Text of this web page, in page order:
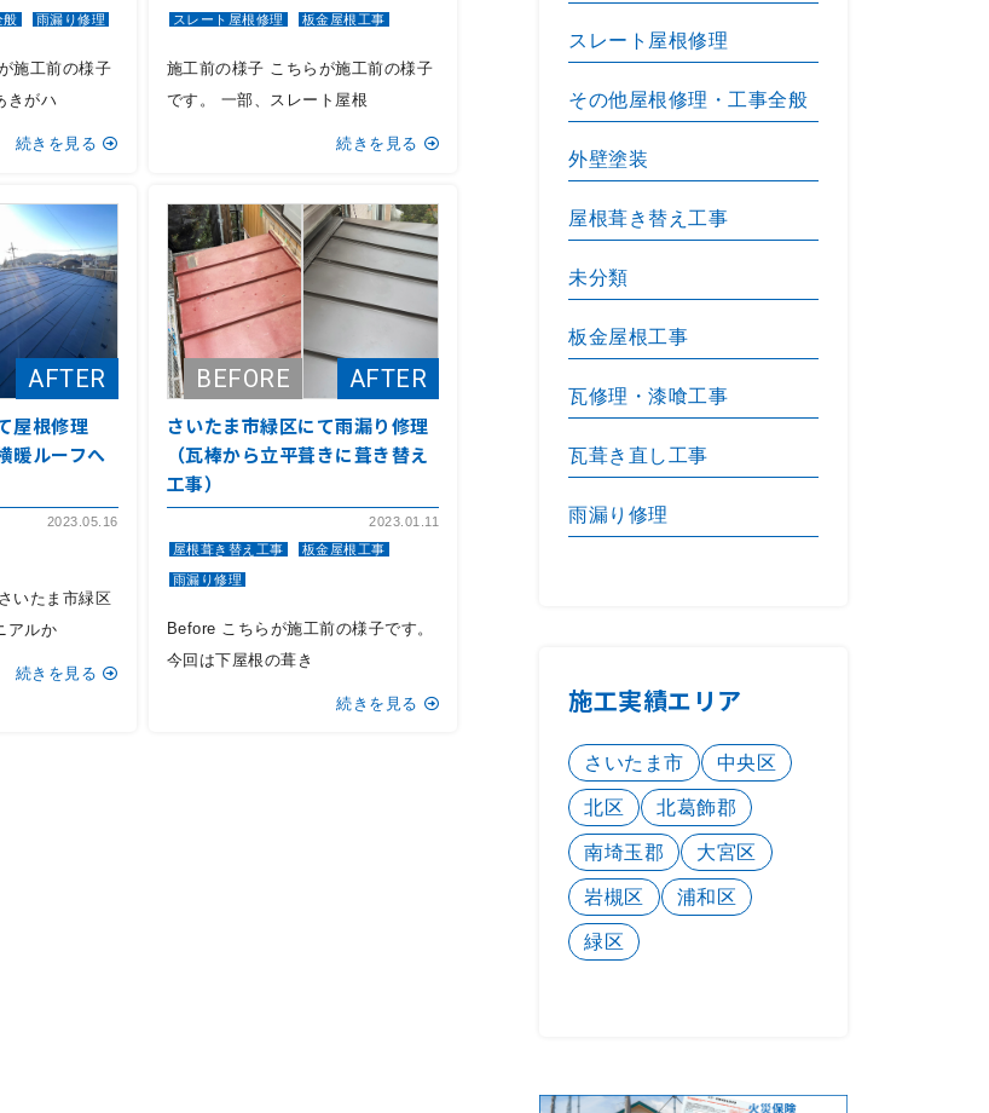
般
雨漏り修理
施工前の様子
きがハ
続きを見る
スレート屋根修理
板金屋根工事
施工前の様子 こちらが施工前の様子
です。 一部、スレート屋根
続きを見る
屋根修理
暖ルーフへ
2023.05.16
いたま市緑区
アルか
続きを見る
さいたま市緑区にて雨漏り修理
（瓦棒から立平葺きに葺き替え
工事）
2023.01.11
屋根葺き替え工事
板金屋根工事
雨漏り修理
Before こちらが施工前の様子です。
今回は下屋根の葺き
続きを見る
スレート屋根修理
その他屋根修理・工事全般
外壁塗装
屋根葺き替え工事
未分類
板金屋根工事
瓦修理・漆喰工事
瓦葺き直し工事
雨漏り修理
施工実績エリア
さいたま市 中央区
北区 北葛飾郡
南埼玉郡 大宮区
岩槻区 浦和区
緑区